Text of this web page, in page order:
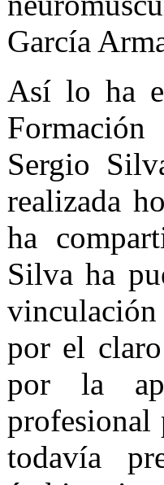
García
Así lo ha
Sergio
realizada
ha
Silva ha
por el
por la
profesional
todavía